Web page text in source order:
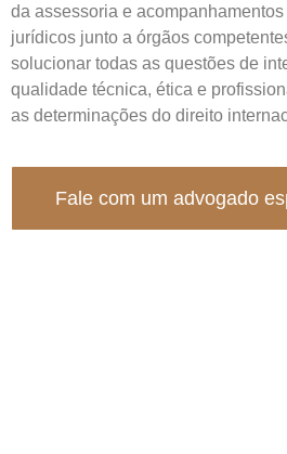
da assessoria e
jurídicos junto a órgãos
solucionar todas as questões de
qualidade técnica, ética e
as determinações do direito
Fale com um advogado